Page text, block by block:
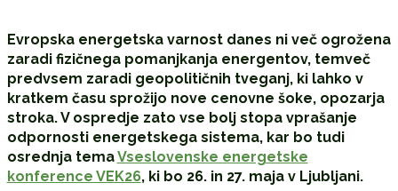
Evropska energetska varnost danes ni več ogrožena
zaradi fizičnega pomanjkanja energentov, temveč
predvsem zaradi geopolitičnih tveganj, ki lahko v
kratkem času sprožijo nove cenovne šoke, opozarja
stroka. V ospredje zato vse bolj stopa vprašanje
odpornosti energetskega sistema, kar bo tudi
osrednja temaVseslovenske energetske
konference VEK26, ki bo 26. in 27. maja v Ljubljani.